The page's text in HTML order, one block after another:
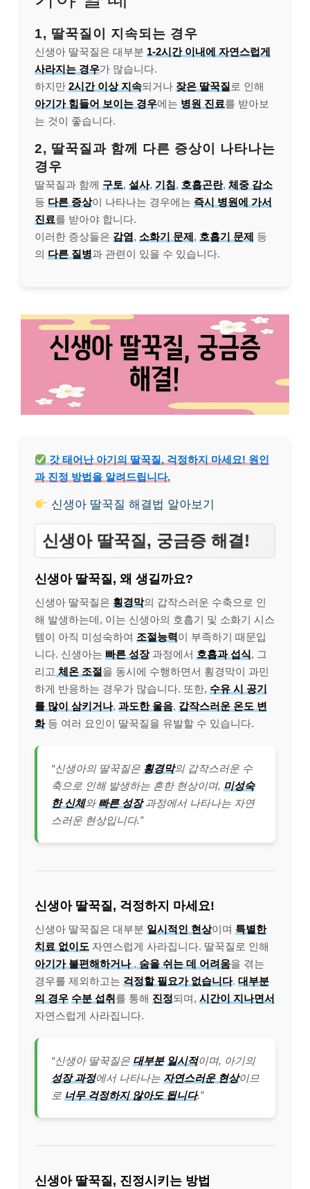
1, 딸꾹질이 지속되는 경우
신생아 딸꾹질은 대부분 1-2시간 이내에 자연스럽게
사라지는 경우가 많습니다.
하지만 2시간 이상 지속되거나 잦은 딸꾹질 로 인해
아기가 힘들어 보이는 경우에는 병원 진료를 받아보
는 것이 좋습니다.
2, 딸꾹질과 함께 다른 증상이 나타나는
경우
딸꾹질과 함께 구토, 설사, 기침, 호흡곤란, 체중 감소
등 다른 증상이 나타나는 경우에는 즉시 병원에 가서
진료를 받아야 합니다.
이러한 증상들은 감염, 소화기 문제, 호흡기 문제 등
의 다른 질병과 관련이 있을 수 있습니다.
갓 태어난 아기의 딸꾹질, 걱정하지 마세요! 원인
과 진정 방법을 알려드립니다.
신생아 딸꾹질 해결법 알아보기
신생아 딸꾹질, 궁금증 해결!
신생아 딸꾹질, 왜 생길까요?
신생아 딸꾹질은 횡경막의 갑작스러운 수축으로 인
해 발생하는데, 이는 신생아의 호흡기 및 소화기 시스
템이 아직 미성숙하여 조절능력이 부족하기 때문입
니다. 신생아는 빠른 성장과정에서 호흡과 섭식, 그
리고 체온 조절을 동시에 수행하면서 횡경막이 과민
하게 반응하는 경우가 많습니다. 또한, 수유 시 공기
를 많이 삼키거나, 과도한 울음, 갑작스러운 온도 변
화등 여러 요인이 딸꾹질을 유발할 수 있습니다.
“신생아의 딸꾹질은 횡경막의 갑작스러운 수
축으로 인해 발생하는 흔한 현상이며, 미성숙
한 신체와 빠른 성장과정에서 나타나는 자연
스러운 현상입니다.”
신생아 딸꾹질, 걱정하지 마세요!
신생아 딸꾹질은 대부분 일시적인 현상이며 특별한
치료 없이도 자연스럽게 사라집니다. 딸꾹질로 인해
아기가 불편해하거나 , 숨을 쉬는 데 어려움을 겪는
경우를 제외하고는 걱정할 필요가 없습니다. 대부분
의 경우 수분 섭취를 통해 진정되며, 시간이 지나면서
자연스럽게 사라집니다.
“신생아 딸꾹질은 대부분 일시적이며, 아기의
성장 과정에서 나타나는 자연스러운 현상이므
로 너무 걱정하지 않아도 됩니다.”
신생아 딸꾹질, 진정시키는 방법